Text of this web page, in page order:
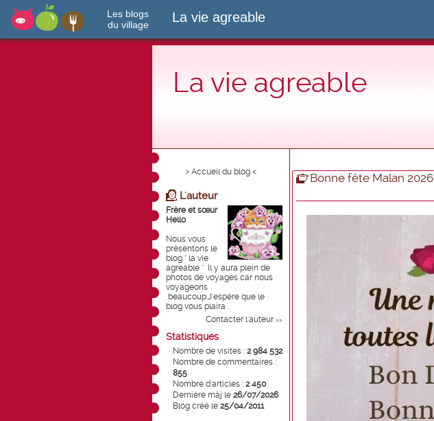
Les blogs
du village
La vie agreable
La vie agreable
> Accueil du blog <
L'auteur
Frère et sœur
Hello
Nous vous
présentons le
blog " la vie
agreable " Il y aura plein de
photos de voyages car nous
voyageons
beaucoup.J'espère que le
blog vous plaira .
Contacter l'auteur >>
Statistiques
Nombre de visites : 2 984 532
Nombre de commentaires :
855
Nombre d'articles : 2 450
Dernière màj le 26/07/2026
Blog créé le 25/04/2011
Bonne fête Malan 2026